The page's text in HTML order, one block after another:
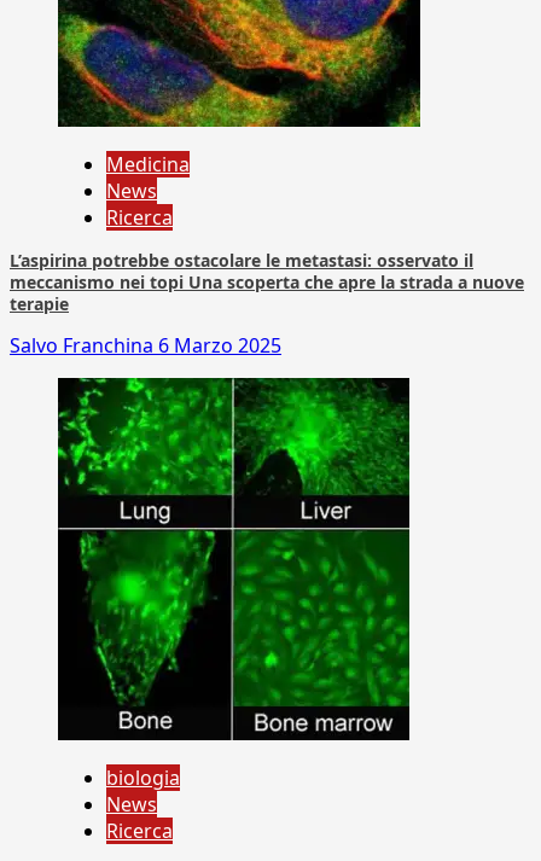
Medicina
News
Ricerca
L’aspirina potrebbe ostacolare le metastasi: osservato il
meccanismo nei topi Una scoperta che apre la strada a nuove
terapie
Salvo Franchina 6 Marzo 2025
biologia
News
Ricerca